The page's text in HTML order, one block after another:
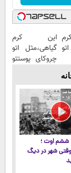
این کرم
گیاهی،مثل اتو
چروکای پوستتو
ویژه
ساعت ۸:۱۵ ششم اوت ؛
شهر در دیگ